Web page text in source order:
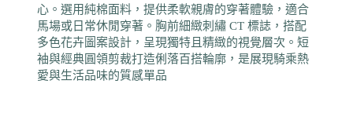
心。選用純棉面料，提供柔軟親膚的穿著體驗，適合
馬場或日常休閒穿著。胸前細緻刺繡 CT 標誌，搭配
多色花卉圖案設計，呈現獨特且精緻的視覺層次。短
袖與經典圓領剪裁打造俐落百搭輪廓，是展現騎乘熱
愛與生活品味的質感單品